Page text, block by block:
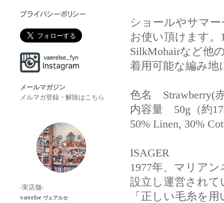
メールマガジン
メルマガ登録・解除はこちら
-実店舗-
værelse ヴェアルセ
ショールやサマ
お使い頂けます。
SilkMohairなど他
着用可能な編み
色名 Strawberry(
内容量 50g（約
50% Linen, 30%
ISAGER
1977年、マリア
設立し運営され
「正しい毛糸を